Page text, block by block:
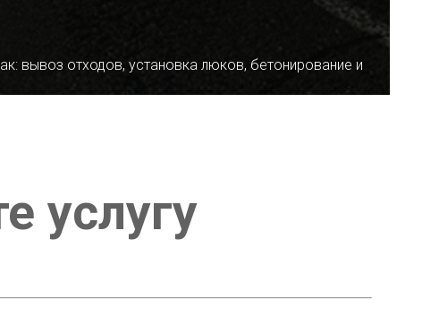
вывоз отходов, установка люков, бетонирование и
услугу